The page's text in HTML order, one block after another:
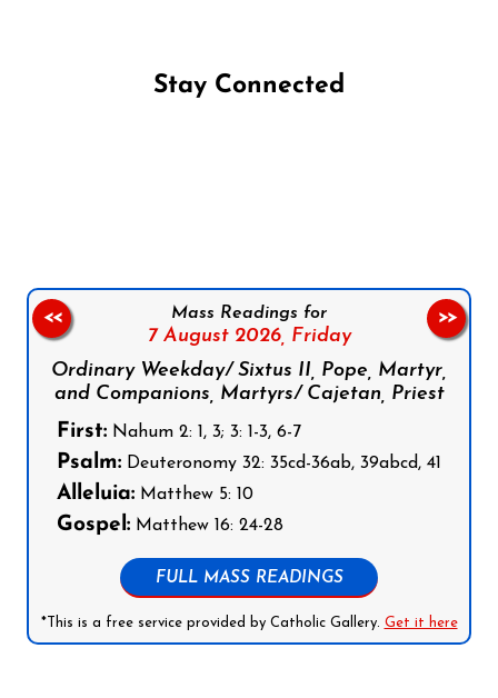
Stay Connected
Mass Readings for
7 August 2026, Friday
Ordinary Weekday/ Sixtus II, Pope, Martyr,
and Companions, Martyrs/ Cajetan, Priest
First: Nahum 2: 1, 3; 3: 1-3, 6-7
Psalm: Deuteronomy 32: 35cd-36ab, 39abcd, 41
Alleluia: Matthew 5: 10
Gospel: Matthew 16: 24-28
FULL MASS READINGS
*This is a free service provided by Catholic Gallery. Get it here
<< >>